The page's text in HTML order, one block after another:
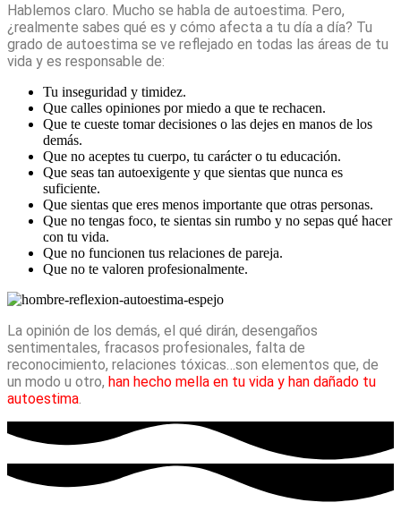
Hablemos claro. Mucho se habla de autoestima. Pero,
¿realmente sabes qué es y cómo afecta a tu día a día? Tu
grado de autoestima se ve reflejado en todas las áreas de tu
vida y es responsable de:
Tu inseguridad y timidez.
Que calles opiniones por miedo a que te rechacen.
Que te cueste tomar decisiones o las dejes en manos de los
demás.
Que no aceptes tu cuerpo, tu carácter o tu educación.
Que seas tan autoexigente y que sientas que nunca es
suficiente.
Que sientas que eres menos importante que otras personas.
Que no tengas foco, te sientas sin rumbo y no sepas qué hacer
con tu vida.
Que no funcionen tus relaciones de pareja.
Que no te valoren profesionalmente.
La opinión de los demás, el qué dirán, desengaños
sentimentales, fracasos profesionales, falta de
reconocimiento, relaciones tóxicas…son elementos que, de
un modo u otro, han hecho mella en tu vida y han dañado tu
autoestima